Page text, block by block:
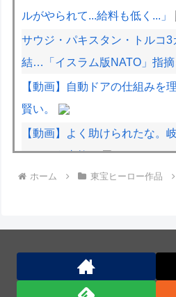
ルがやられて...給料も低く...」
サウジ・パキスタン・トルコ
結…「イスラム版NATO」指摘
【動画】自動ドアの仕組みを
賢い。
【動画】よく助けられたな。
てしまう事故。
【動画】逃げる判断はやっ！
サウジ・パキスタン・トルコ
ホーム 東宝ヒーロー作品